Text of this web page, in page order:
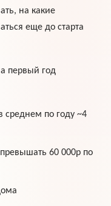
на какие
еще до старта
первый год
среднем по году ~4
60 000р по